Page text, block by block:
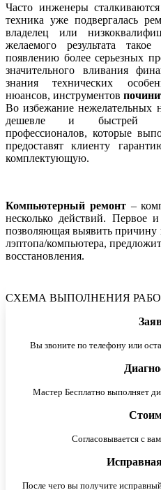
Часто инженеры
техника уже подвергалась
владелец или
желаемого результата
появлению более серьезных
значительного вливания
знания технических
нюансов, инструментов
Во избежание нежелательных
дешевле и быстрей
профессионалов, которые
предоставят клиенту
комплектующую.
Компьютерный ремонт–
несколько действий. Первое
позволяющая выявить причину
лэптопа/компьютера,
восстановления.
СХЕМА ВЫПОЛНЕНИЯ
Вы звоните по телефону или
Мастер Бесплатно выполняет
Согласовывается с
После чего вы получите